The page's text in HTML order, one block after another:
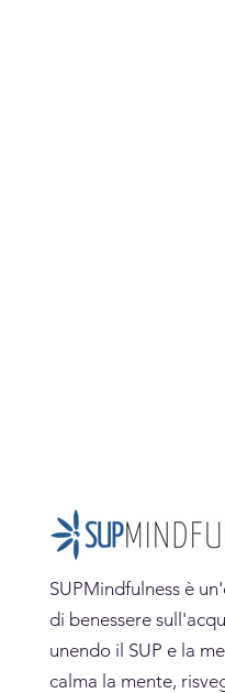
SUPMindfulness è
di benessere
unendo il SUP e la
calma la mente,